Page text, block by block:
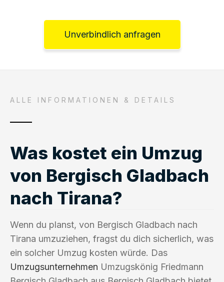
Unverbindlich anfragen
ALLE INFORMATIONEN & DETAILS
Was kostet ein Umzug
von Bergisch Gladbach
nach Tirana?
Wenn du planst, von Bergisch Gladbach nach
Tirana umzuziehen, fragst du dich sicherlich, was
ein solcher Umzug kosten würde. Das
Umzugsunternehmen Umzugskönig Friedmann